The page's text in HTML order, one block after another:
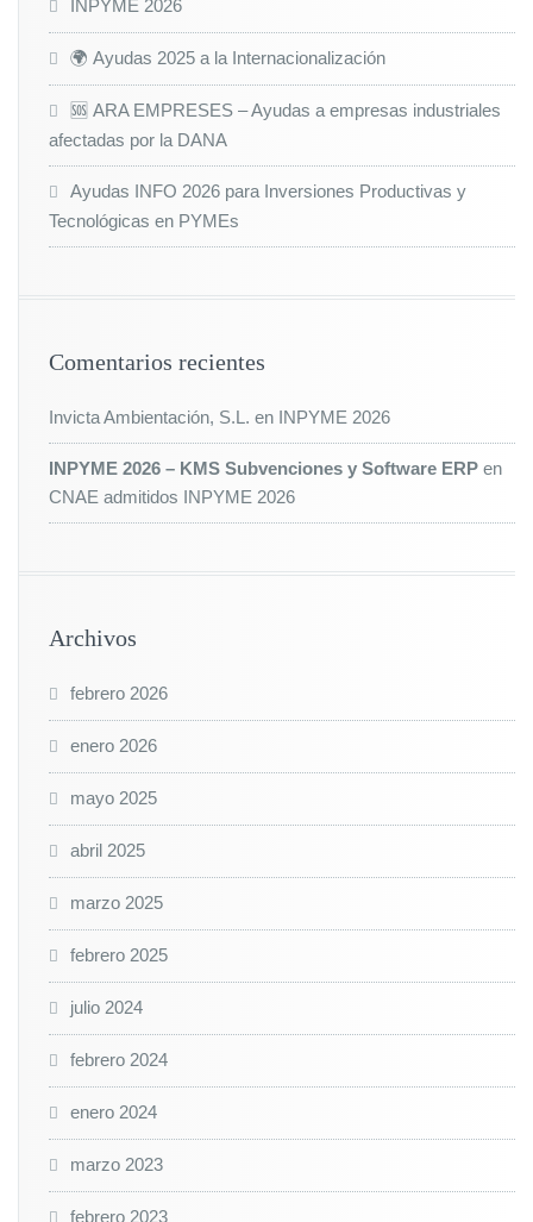
INPYME 2026
🌍 Ayudas 2025 a la Internacionalización
🆘 ARA EMPRESES – Ayudas a empresas industriales
afectadas por la DANA
Ayudas INFO 2026 para Inversiones Productivas y
Tecnológicas en PYMEs
Comentarios recientes
Invicta Ambientación, S.L. en INPYME 2026
INPYME 2026 – KMS Subvenciones y Software ERP en
CNAE admitidos INPYME 2026
Archivos
febrero 2026
enero 2026
mayo 2025
abril 2025
marzo 2025
febrero 2025
julio 2024
febrero 2024
enero 2024
marzo 2023
febrero 2023